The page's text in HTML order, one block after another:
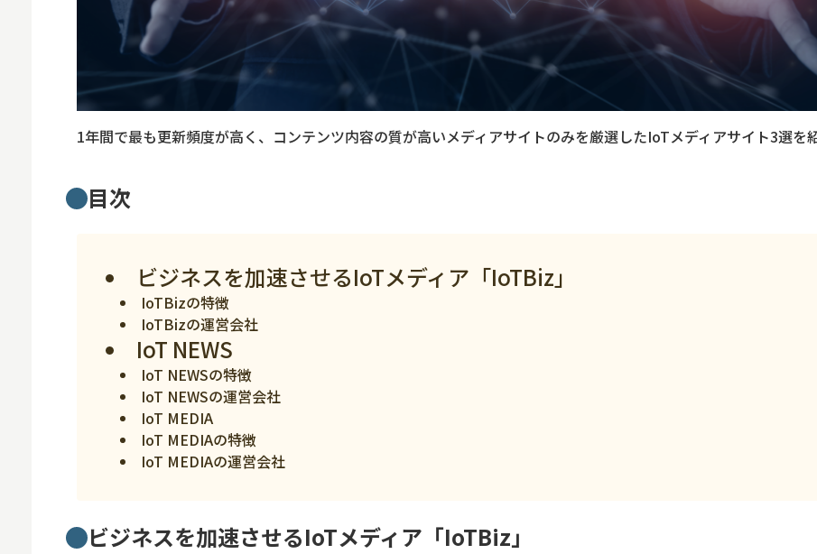
スマート〇〇
スマート農業
ドローン
ロボット
デジタルサイネージ
SaaS
おすすめ
スマホ
1年間で最も更新頻度が高く、コンテンツ内容の質が高いメディアサイトのみを厳選したIoTメディアサイト3選を紹
目次
ビジネスを加速させるIoTメディア「IoTBiz」
IoTBizの特徴
IoTBizの運営会社
IoT NEWS
IoT NEWSの特徴
IoT NEWSの運営会社
IoT MEDIA
IoT MEDIAの特徴
IoT MEDIAの運営会社
ビジネスを加速させるIoTメディア「IoTBiz」